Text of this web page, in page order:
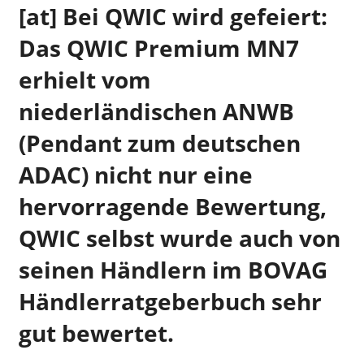
[at] Bei QWIC wird gefeiert:
Das QWIC Premium MN7
erhielt vom
niederländischen ANWB
(Pendant zum deutschen
ADAC) nicht nur eine
hervorragende Bewertung,
QWIC selbst wurde auch von
seinen Händlern im BOVAG
Händlerratgeberbuch sehr
gut bewertet.